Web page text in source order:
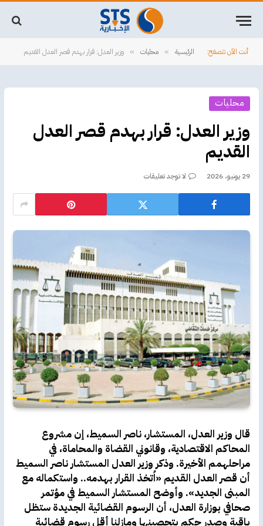
أنت الآن تتصفح: الرئيسية » محليات » وزير العدل: قرار بهدم قصر العدل القديم
محليات
وزير العدل: قرار بهدم قصر العدل
القديم
29 يونيو، 2026 لا توجد تعليقات
قال وزير العدل، المستشار، ناصر السميط، إن مشروع
المحاكم الاقتصادية، وقانوني القضاة والمحاماة، في
مراحلهمم الأخيرة. وذكر وزير العدل المستشار ناصر السميط
أن قصر العدل القديم «اُتخذ القرار بهدمه.. واستكماله مع
المبنى الجديد». وأوضح المستشار السميط في مؤتمر
صحافي بوزارة العدل، أن الرسوم القضائية الجديدة ستظل
باقية وصدر حكم بتحصينها ومازلنا أقل رسوم قضائية